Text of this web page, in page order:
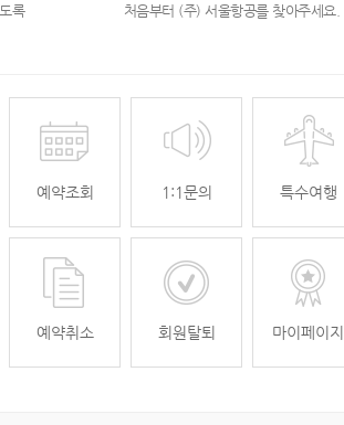
록
처음부터 (주) 서울항공를 찾아주세요.
예약조회 1:1문의 특수여행
예약취소 회원탈퇴 마이페이지